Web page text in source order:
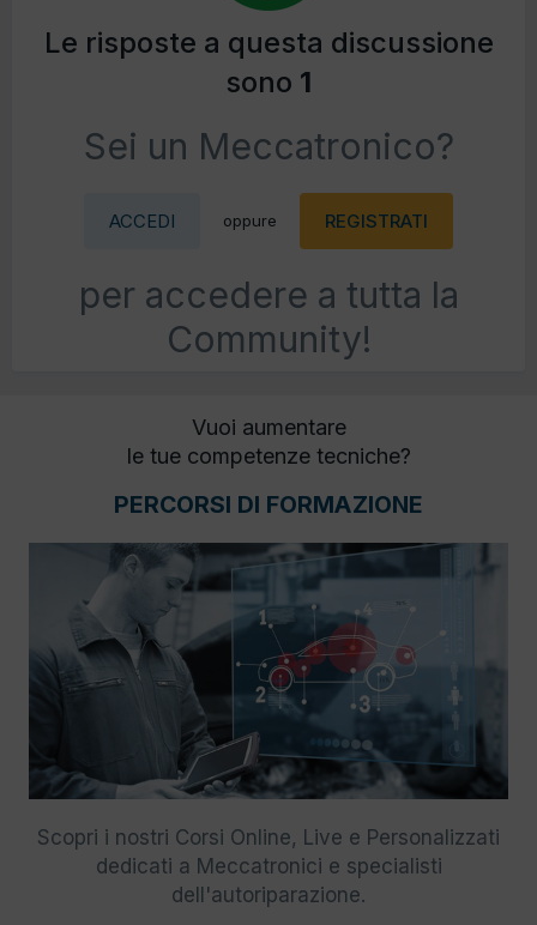
Le risposte a questa discussione
sono 1
Sei un Meccatronico?
ACCEDI oppure REGISTRATI
per accedere a tutta la
Community!
Vuoi aumentare
le tue competenze tecniche?
PERCORSI DI FORMAZIONE
Scopri i nostri Corsi Online, Live e Personalizzati
dedicati a Meccatronici e specialisti
dell'autoriparazione.